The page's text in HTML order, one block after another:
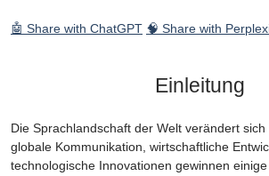
🤖 Share with ChatGPT 🧠 Share with
Einleitung
Die Sprachlandschaft der Welt verändert
globale Kommunikation, wirtschaftliche
technologische Innovationen gewinnen